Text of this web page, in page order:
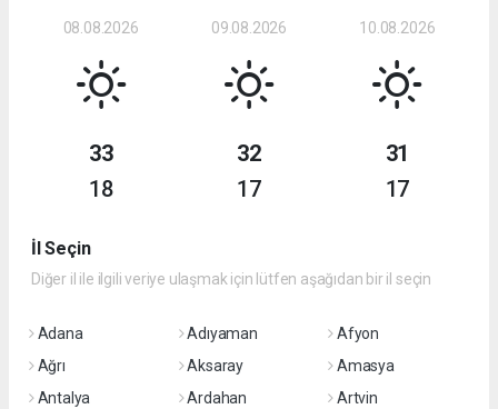
08.08.2026
33
18
09.08.2026
32
17
10.08.2026
31
17
İl Seçin
Diğer il ile ilgili veriye ulaşmak için lütfen aşağıdan bir il seçin
Adana Adıyaman
Afyon
Ağrı
Aksaray
Amasya
Antalya
Ardahan
Artvin